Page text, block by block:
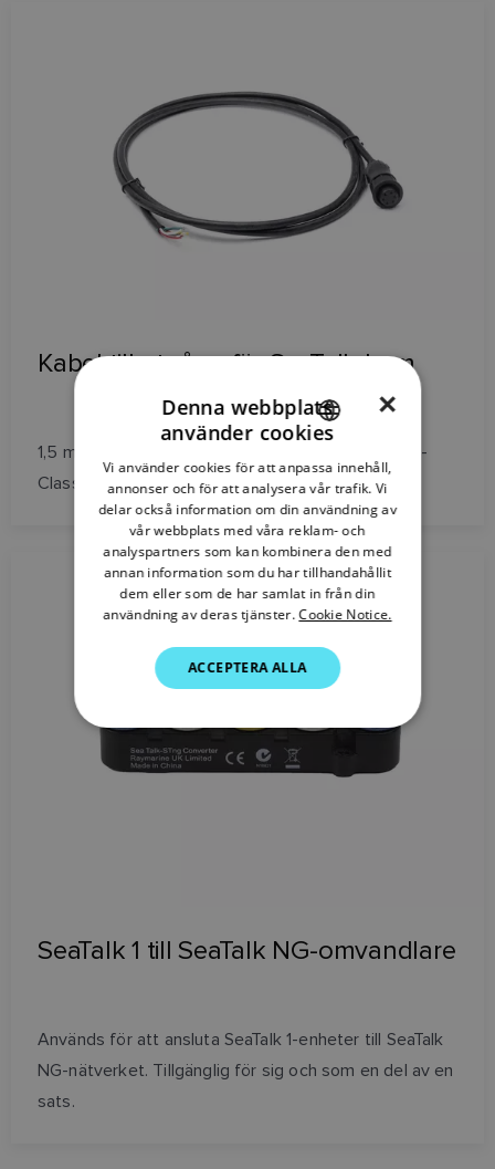
Kabel till utgång för SeaTalk-larm
1,5 m kabel för SeaTalk-larm utgång. Lämplig för E-
Classic och G-Series.
SeaTalk 1 till SeaTalk NG-omvandlare
Används för att ansluta SeaTalk 1-enheter till SeaTalk
NG-nätverket. Tillgänglig för sig och som en del av en
sats.
ENGLISH
FRENCH
DANISH
ITALIAN
SWEDISH
DUTCH
FINNISH
×
Denna webbplats
använder cookies
Vi använder cookies för att anpassa innehåll,
annonser och för att analysera vår trafik. Vi
delar också information om din användning av
vår webbplats med våra reklam- och
analyspartners som kan kombinera den med
annan information som du har tillhandahållit
dem eller som de har samlat in från din
användning av deras tjänster. Cookie Notice.
ACCEPTERA ALLA